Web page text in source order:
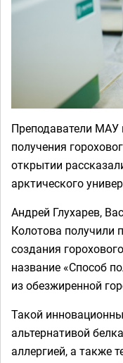
Преподаватели МАУ
получения
открытии
арктического
Андрей Глухарев,
Колотова получили
создания
название «Способ
из обезжиренной
Такой
альтернативой
аллергией, а также